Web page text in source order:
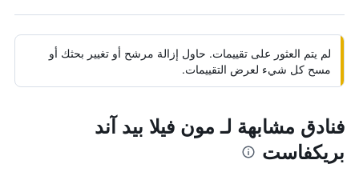
لم يتم العثور على تقييمات. حاول إزالة مرشح أو تغيير بحثك أو
مسح كل شيء لعرض التقييمات.
فنادق مشابهة لـ مون فيلا بيد آند
بريكفاست